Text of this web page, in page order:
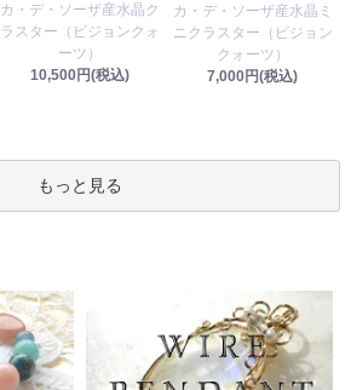
カ・デ・ソーザ産水晶ク
ラスター（ビジョンクォ
ーツ）
10,500円(税込)
カ・デ・ソーザ産水晶ミ
ニクラスター（ビジョン
クォーツ）
7,000円(税込)
もっと見る